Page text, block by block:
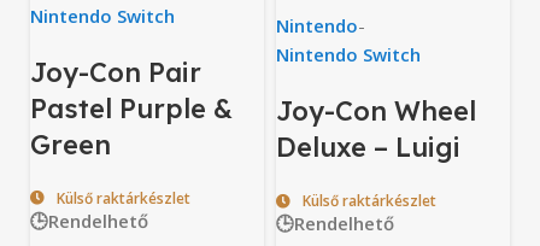
Nintendo Switch
Joy-Con Pair
Pastel Purple &
Green
Külső raktárkészlet
🕒Rendelhető
Nintendo-
Nintendo Switch
Joy-Con Wheel
Deluxe – Luigi
Külső raktárkészlet
🕒Rendelhető